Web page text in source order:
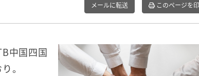
メールに転送 このページを
中国四国
。